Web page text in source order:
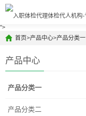
">
首页>产品中心>产品分类一
产品中心
产品分类一
产品分类二